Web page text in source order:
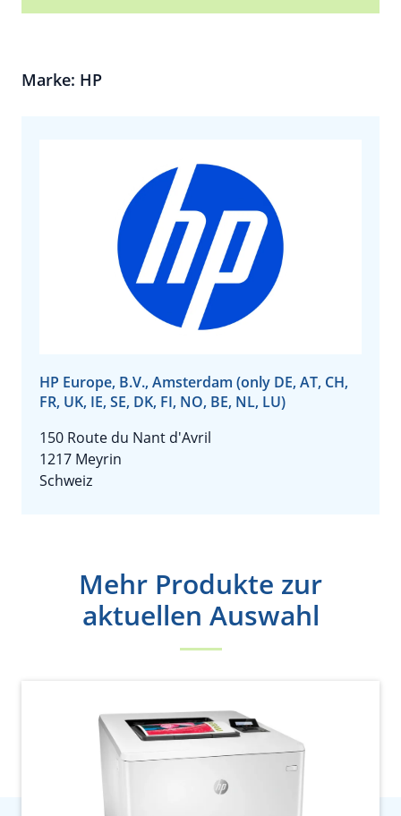
Marke: HP
HP Europe, B.V., Amsterdam (only DE, AT, CH,
FR, UK, IE, SE, DK, FI, NO, BE, NL, LU)
150 Route du Nant d'Avril
1217 Meyrin
Schweiz
Mehr Produkte zur
aktuellen Auswahl